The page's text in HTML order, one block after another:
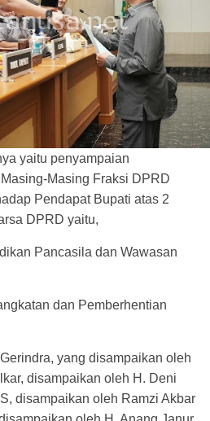
yaitu penyampaian
Masing Fraksi DPRD
Pendapat Bupati atas 2
DPRD yaitu,
Pancasila dan Wawasan
dan Pemberhentian
yang disampaikan oleh
disampaikan oleh H. Deni
disampaikan oleh Ramzi Akbar